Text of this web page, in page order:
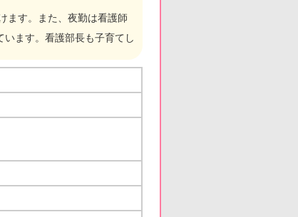
ます。また、夜勤は看護師
ます。看護部長も子育てし